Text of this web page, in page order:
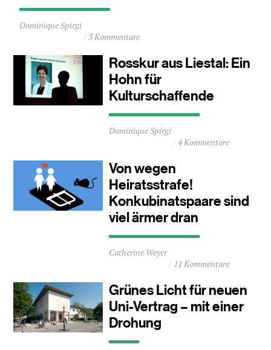
Durchschnittliche
Lesezeit
1
Minuten
Dominique Spirgi
3 Kommentare
Rosskur aus Liestal: Ein
Hohn für
Kulturschaffende
Durchschnittliche
Lesezeit
Minuten
Dominique Spirgi
4 Kommentare
Von wegen
Heiratsstrafe!
Konkubinatspaare sind
viel ärmer dran
Durchschnittliche
Lesezeit
Minuten
Catherine Weyer
11 Kommentare
Grünes Licht für neuen
Uni-Vertrag – mit einer
Drohung
Durchschnittliche